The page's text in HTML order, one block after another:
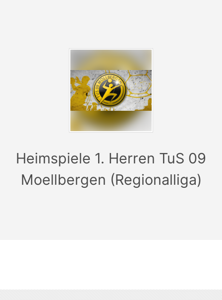
Heimspiele 1. Herren TuS 09
Moellbergen (Regionalliga)